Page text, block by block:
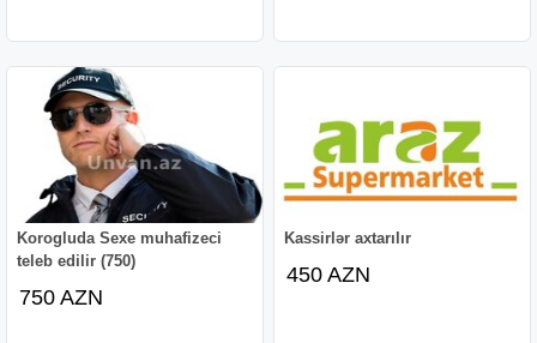
Korogluda Sexe muhafizeci
teleb edilir (750)
750 AZN
Kassirlər axtarılır
450 AZN